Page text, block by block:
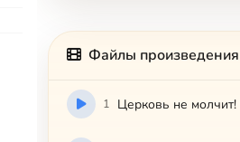
Файлы произведения
1 Церковь не